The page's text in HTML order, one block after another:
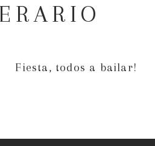
Fiesta, todos a bailar!